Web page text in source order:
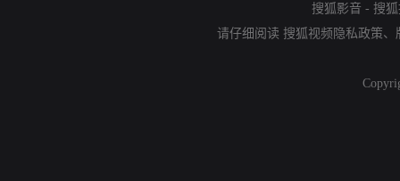
搜狐影音 - 搜
请仔细阅读 搜狐视频隐私政策、